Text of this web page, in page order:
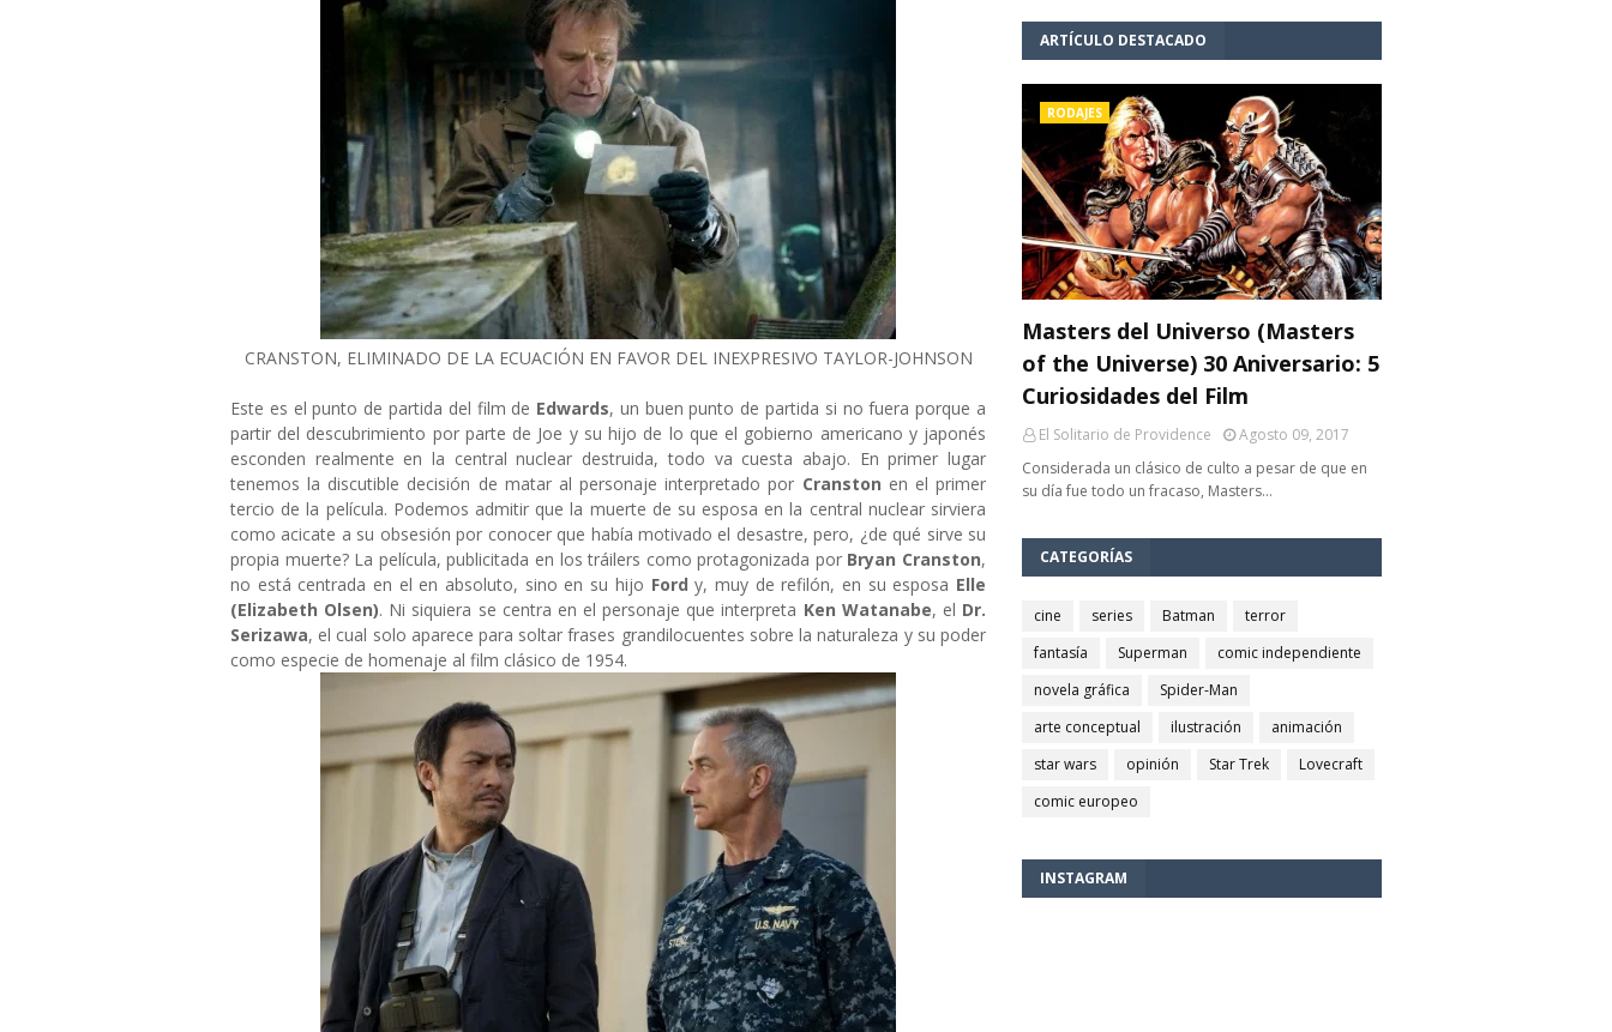
CRANSTON, ELIMINADO DE LA ECUACIÓN EN FAVOR DEL INEXPRESIVO TAYLOR-JOHNSON
Este es el punto de partida del film de Edwards, un buen punto de partida si no fuera porque a
partir del descubrimiento por parte de Joe y su hijo de lo que el gobierno americano y japonés
esconden realmente en la central nuclear destruida, todo va cuesta abajo. En primer lugar
tenemos la discutible decisión de matar al personaje interpretado por Cranston en el primer
tercio de la película. Podemos admitir que la muerte de su esposa en la central nuclear sirviera
como acicate a su obsesión por conocer que había motivado el desastre, pero, ¿de qué sirve su
propia muerte? La película, publicitada en los tráilers como protagonizada por Bryan Cranston,
no está centrada en el en absoluto, sino en su hijo Fordy, muy de refilón, en su esposa Elle
(Elizabeth Olsen). Ni siquiera se centra en el personaje que interpreta Ken Watanabe, el Dr.
Serizawa, el cual solo aparece para soltar frases grandilocuentes sobre la naturaleza y su poder
como especie de homenaje al film clásico de 1954.
ARTÍCULO DESTACADO
RODAJES
Masters del Universo (Masters
of the Universe) 30 Aniversario: 5
Curiosidades del Film
El Solitario de Providence
Agosto 09, 2017
Considerada un clásico de culto a pesar de que en
su día fue todo un fracaso, Masters…
CATEGORÍAS
cine series Batman
terror
fantasía
Superman
comic independiente
novela gráfica
Spider-Man
arte conceptual
ilustración
animación
star wars
opinión Star Trek
Lovecraft
comic europeo
INSTAGRAM